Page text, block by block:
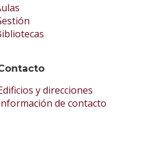
y direcciones
de contacto